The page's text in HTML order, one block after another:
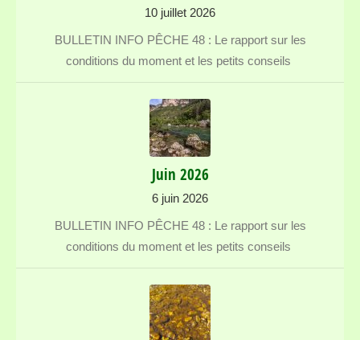
10 juillet 2026
BULLETIN INFO PÊCHE 48 : Le rapport sur les
conditions du moment et les petits conseils
Juin 2026
6 juin 2026
BULLETIN INFO PÊCHE 48 : Le rapport sur les
conditions du moment et les petits conseils